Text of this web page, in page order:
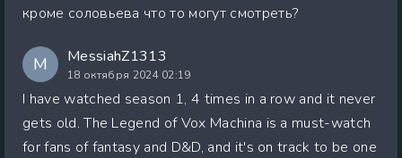
кроме соловьева что то могут смотреть?
M MessiahZ1313
18 октября 2024 02:19
I have watched season 1, 4 times in a row and it never
gets old. The Legend of Vox Machina is a must-watch
for fans of fantasy and D&D, and it's on track to be one